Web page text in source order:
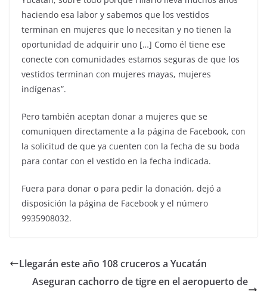
haciendo esa labor y sabemos que los vestidos
terminan en mujeres que lo necesitan y no tienen la
oportunidad de adquirir uno […] Como él tiene ese
conecte con comunidades estamos seguras de que los
vestidos terminan con mujeres mayas, mujeres
indígenas”.
Pero también aceptan donar a mujeres que se
comuniquen directamente a la página de Facebook, con
la solicitud de que ya cuenten con la fecha de su boda
para contar con el vestido en la fecha indicada.
Fuera para donar o para pedir la donación, dejó a
disposición la página de Facebook y el número
9935908032.
Llegarán este año 108 cruceros a Yucatán
Aseguran cachorro de tigre en el aeropuerto de